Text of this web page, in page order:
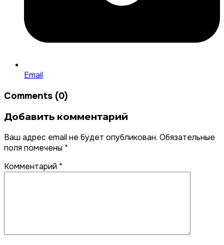
Email
Comments (0)
Добавить комментарий
Ваш адрес email не будет опубликован. Обязательные
поля помечены *
Комментарий *